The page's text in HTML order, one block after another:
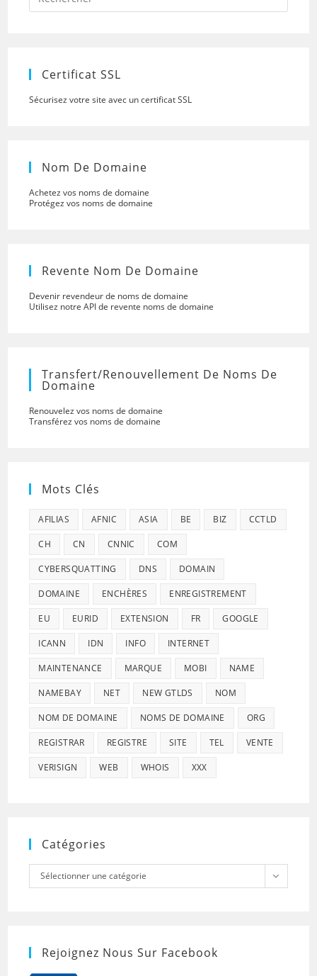
to
Certificat SSL
Sécurisez votre site avec un certificat SSL
Nom De Domaine
Achetez vos noms de domaine
Protégez vos noms de domaine
Revente Nom De Domaine
Devenir revendeur de noms de domaine
Utilisez notre API de revente noms de domaine
Transfert/renouvellement De Noms De
Domaine
Renouvelez vos noms de domaine
Transférez vos noms de domaine
Mots Clés
AFILIAS AFNIC ASIA BE BIZ CCTLD
CH CN CNNIC COM
CYBERSQUATTING DNS DOMAIN
DOMAINE ENCHÈRES ENREGISTREMENT
EU EURID EXTENSION FR GOOGLE
ICANN IDN INFO INTERNET
MAINTENANCE MARQUE MOBI NAME
NAMEBAY NET NEW GTLDS NOM
NOM DE DOMAINE NOMS DE DOMAINE ORG
REGISTRAR REGISTRE SITE TEL VENTE
VERISIGN WEB WHOIS XXX
Catégories
Catégories
Sélectionner une catégorie
Rejoignez Nous Sur Facebook